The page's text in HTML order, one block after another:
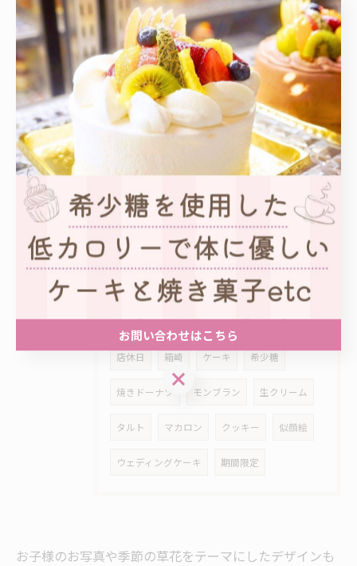
マンディアン 謹賀新年 1月3日
営業開始 バレンタインデー
チョコレート 2月14日 クランチチョコ
トリュフチョコ
求肥 いちご丸ごと1個 春限定商品
桃 丸ごと フルーツゼリー
クリスマスケーキ オーダー
キャラクター 特注 依頼 イラスト
店休日 箱崎 ケーキ 希少糖
焼きドーナツ モンブラン 生クリーム
タルト マカロン クッキー 似顔絵
ウェディングケーキ 期間限定
お子様のお写真や季節の草花をテーマにしたデザインも
お問い合わせはこちら
お問い合わせはこちら